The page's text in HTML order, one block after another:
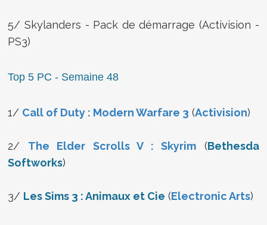
5/ Skylanders - Pack de démarrage (Activision -
PS3)
Top 5 PC - Semaine 48
1/ Call of Duty : Modern Warfare 3 (Activision)
2/ The Elder Scrolls V : Skyrim (Bethesda
Softworks)
3/ Les Sims 3 : Animaux et Cie (Electronic Arts)